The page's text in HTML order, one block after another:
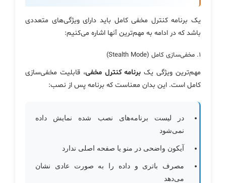
یک برنامه کنترل مخفی کامل باید دارای ویژگی‌های متعددی
باشد که در ادامه به مهم‌ترین آنها اشاره می‌کنیم:
۱. مخفی‌سازی کامل (Stealth Mode)
مهم‌ترین ویژگی یک برنامه کنترل مخفی، قابلیت مخفی‌سازی
کامل است. این بدان معناست که برنامه پس از نصب:
در لیست برنامه‌های نصب شده نمایش داده
نمی‌شود
آیکون واضحی در منو یا صفحه اصلی ندارد
مصرف باتری و داده را به صورت عادی نشان
می‌دهد